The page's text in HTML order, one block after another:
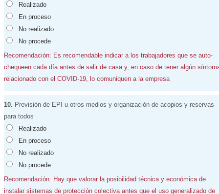
Realizado
En proceso
No realizado
No procede
Recomendación: Es recomendable indicar a los trabajadores que se auto-
chequeen cada día antes de salir de casa y, en caso de tener algún
relacionado con el COVID-19, lo comuniquen a la empresa
10. Previsión de EPI u otros medios y organización de acopios y reservas
para todos
Realizado
En proceso
No realizado
No procede
Recomendación: Hay que valorar la posibilidad técnica y económica de
instalar sistemas de protección colectiva antes que el uso generalizado de